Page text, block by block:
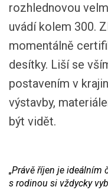
rozhlednovou
uvádí kolem 300.
momentálně
desítky. Liší se
postavením v
výstavby,
být vidět.
„Právě říjen je ideálním
s rodinou si vždycky